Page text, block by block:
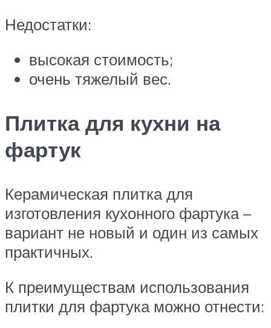
Недостатки:
высокая стоимость;
очень тяжелый вес.
Плитка для кухни на
фартук
Керамическая плитка для
изготовления кухонного фартука –
вариант не новый и один из самых
практичных.
К преимуществам использования
плитки для фартука можно отнести: